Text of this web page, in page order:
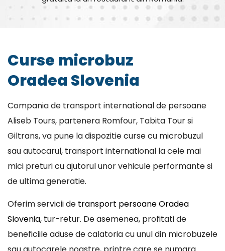
Curse microbuz
Oradea Slovenia
Compania de transport international de persoane
Aliseb Tours, partenera Romfour, Tabita Tour si
Giltrans, va pune la dispozitie curse cu microbuzul
sau autocarul, transport international la cele mai
mici preturi cu ajutorul unor vehicule performante si
de ultima generatie.
Oferim servicii de transport persoane Oradea
Slovenia, tur-retur. De asemenea, profitati de
beneficiile aduse de calatoria cu unul din microbuzele